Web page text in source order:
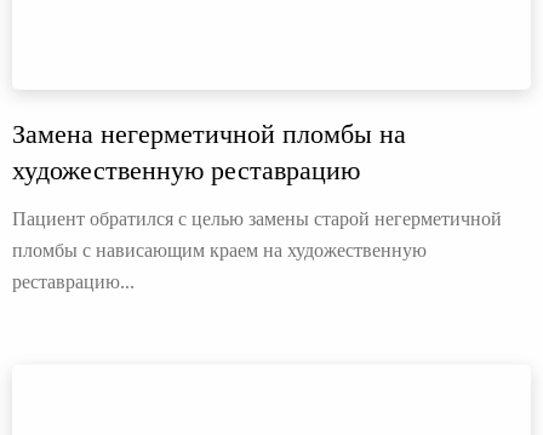
Замена негерметичной пломбы на
художественную реставрацию
Пациент обратился с целью замены старой негерметичной
пломбы с нависающим краем на художественную
реставрацию...